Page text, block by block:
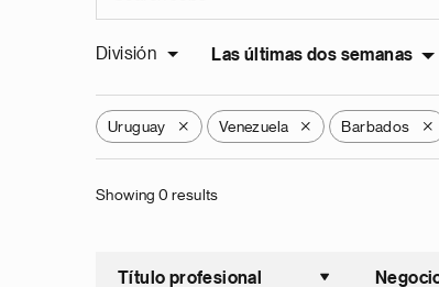
División Las últimas dos semanas
Uruguay X Venezuela X Barbados X
Showing 0 results
Título profesional